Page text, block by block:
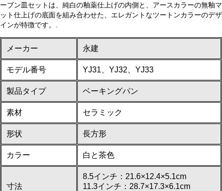
ーブン皿セットは、純白の釉薬仕上げの内側と、アースカラーの無釉マ
ット仕上げの底面を組み合わせた、エレガントなツートンカラーのデザ
インが特徴です。.
メーカー 永建
モデル番号 YJ31、YJ32、YJ33
製品タイプ ベーキングパン
素材 セラミック
形状 長方形
カラー 白と茶色
寸法
8.5インチ：21.6×12.4×5.1cm
11.3インチ：28.7×17.3×6.1cm